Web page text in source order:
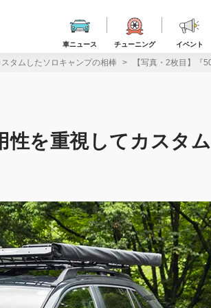
車ニュース チューニング イベント
タムしたソロキャンプの相棒 【写真・2枚目】『
性を重視してカスタ